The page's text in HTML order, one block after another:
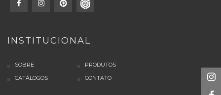
INSTITUCIONAL
SOBRE
PRODUTOS
CATÁLOGOS
CONTATO